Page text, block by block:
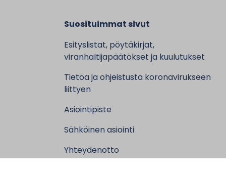
Suosituimmat sivut
Esityslistat, pöytäkirjat,
viranhaltijapäätökset ja kuulutukset
Tietoa ja ohjeistusta koronavirukseen
liittyen
Asiointipiste
Sähköinen asiointi
Yhteydenotto